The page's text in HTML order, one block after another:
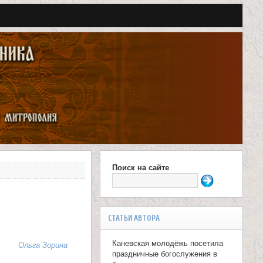
Ольга Зорина
Ф
о
р
м
а
Поиск на сайте
СТАТЬИ АВТОРА
Каневская молодёжь посетила
праздничные богослужения в